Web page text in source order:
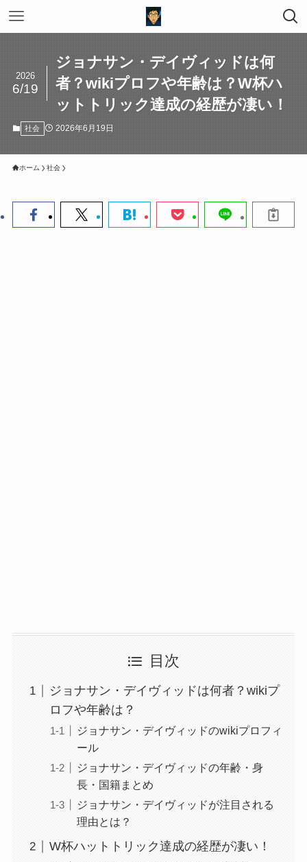
ジョナサン・デイヴィッドは何
者？wikiプロフや年齢は？W杯ハ
ットトリック達成の経歴が凄い！
2026
6/19
社会 2026年6月19日
ホーム 社会
目次
ジョナサン・デイヴィッドは何者？wikiプ
ロフや年齢は？
ジョナサン・デイヴィッドのwikiプロフィ
ール
ジョナサン・デイヴィッドの年齢・身
長・国籍まとめ
ジョナサン・デイヴィッドが注目される
理由とは？
W杯ハットトリック達成の経歴が凄い！